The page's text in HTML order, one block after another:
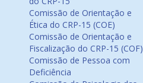
Comissão de Orientação e
Ética do CRP-15 (COE)
Comissão de Orientação e
Fiscalização do CRP-15 (COF)
Comissão de Pessoa com
Deficiência